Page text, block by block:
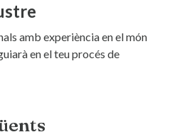
amb experiència en el món
en el teu procés de